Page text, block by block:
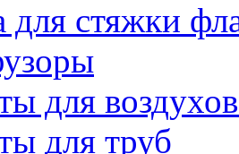
для стяжки
для
для труб